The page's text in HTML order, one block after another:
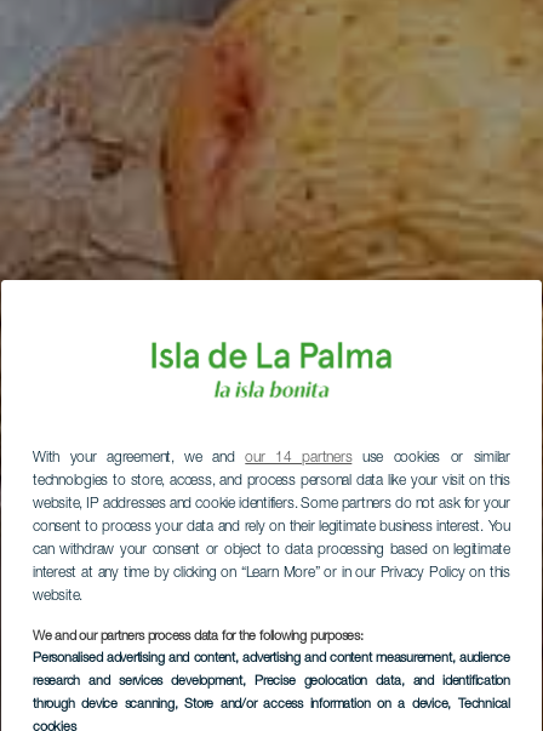
With your agreement, we andour 14 partnersuse cookies or similar
technologies to store, access, and process personal data like your visit on this
website, IP addresses and cookie identifiers. Some partners do not ask for your
consent to process your data and rely on their legitimate business interest. You
can withdraw your consent or object to data processing based on legitimate
interest at any time by clicking on “Learn More” or in our Privacy Policy on this
website.
We and our partners process data for the following purposes:
Personalised advertising and content, advertising and content measurement, audience
research and services development, Precise geolocation data, and identification
through device scanning, Store and/or access information on a device, Technical
cookies